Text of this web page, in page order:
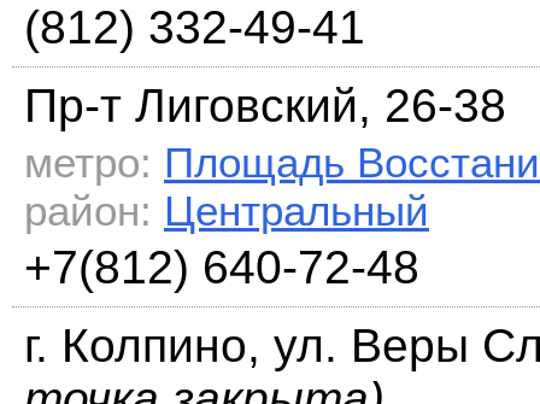
(812) 332-49-41
Пр-т Лиговский, 26-38
метро: Площадь
район: Центральный
+7(812) 640-72-48
г. Колпино, ул. Веры